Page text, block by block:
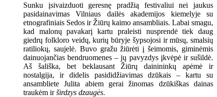
Sunku įsivaizduoti geresnę pradžią festivaliui nei jaukus
pasidainavimas Vilniaus dailės akademijos kiemelyje su
etnografiniais Sedos ir Žiūrų kaimo ansambliais. Labai smagu,
kad malonų pavakarį kartu praleisti nusprendė tiek daug
giedrų folkloro veidų, kurių būryje šypsojosi ir mūsų, smalsių
ratiliokų, saujelė. Buvo gražu žiūrėti į šeimomis, giminėmis
dainuojančias bendruomenes – jų pavyzdys įkvėpė ir sušildė.
Aš šališka, bet beklausant Žiūrų dainininkų apėmė ir
nostalgija, ir didelis pasididžiavimas dzūkais – kartu su
ansambliete Julita abiem gerai žinomas dzūkiškas dainas
traukėm irširdzys dzaugės.